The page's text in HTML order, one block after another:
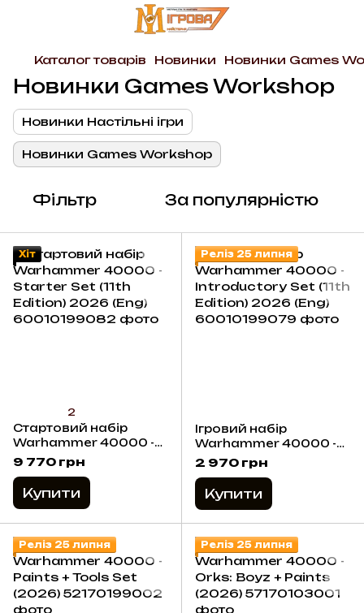
Каталог товарів Новинки Новинки Games
Новинки Games Workshop
Новинки Настільні ігри
Новинки Games Workshop
Фільтр За популярністю
Хіт
2
Стартовий набір
Warhammer 40000 -
Starter Set (11th
Edition) 2026 (Eng)
9 770 грн
Купити
Реліз 25 липня
Ігровий набір
Warhammer 40000 -
Introductory Set (11th
Edition) 2026 (Eng)
2 970 грн
Купити
Реліз 25 липня Реліз 25 липня